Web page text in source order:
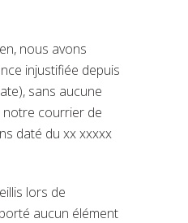
nous avons
injustifiée depuis
sans aucune
notre courrier de
daté du xx xxxxx
lors de
aucun élément